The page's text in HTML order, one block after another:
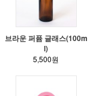
브라운 퍼퓸 글래스(100m
l)
5,500원